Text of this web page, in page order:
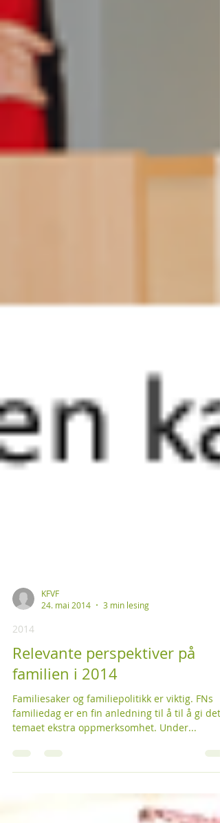
KFVF
24. mai 2014
3 min lesing
2014
Relevante perspektiver på
familien i 2014
Familiesaker og familiepolitikk er viktig. FNs
temaet ekstra oppmerksomhet. Under...